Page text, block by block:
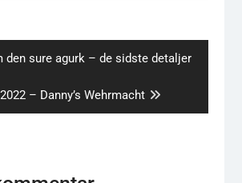
den sure agurk – de sidste detaljer
– Danny’s Wehrmacht